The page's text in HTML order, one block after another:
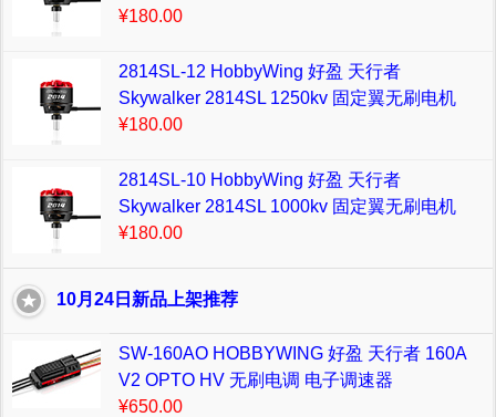
¥180.00
2814SL-12 HobbyWing 好盈 天行者
Skywalker 2814SL 1250kv 固定翼无刷电机
¥180.00
2814SL-10 HobbyWing 好盈 天行者
Skywalker 2814SL 1000kv 固定翼无刷电机
¥180.00
10月24日新品上架推荐
SW-160AO HOBBYWING 好盈 天行者 160A
V2 OPTO HV 无刷电调 电子调速器
¥650.00